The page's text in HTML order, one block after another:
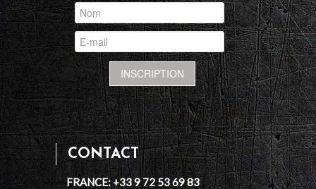
CONTACT
FRANCE: +33 9 72 53 69 83